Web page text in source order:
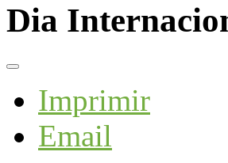
Dia
Imprimir
Email